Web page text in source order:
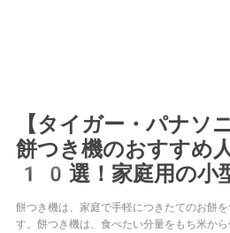
【タイガー・パナソ
餅つき機のおすすめ
10選！家庭用の小
餅つき機は、家庭で手軽につきたてのお餅
す。餅つき機は、食べたい分量をもち米か